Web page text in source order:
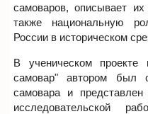
самоваров, описывает
также национальную
России в историческом
В ученическом
самовар" автором был
самовара и
исследовательской